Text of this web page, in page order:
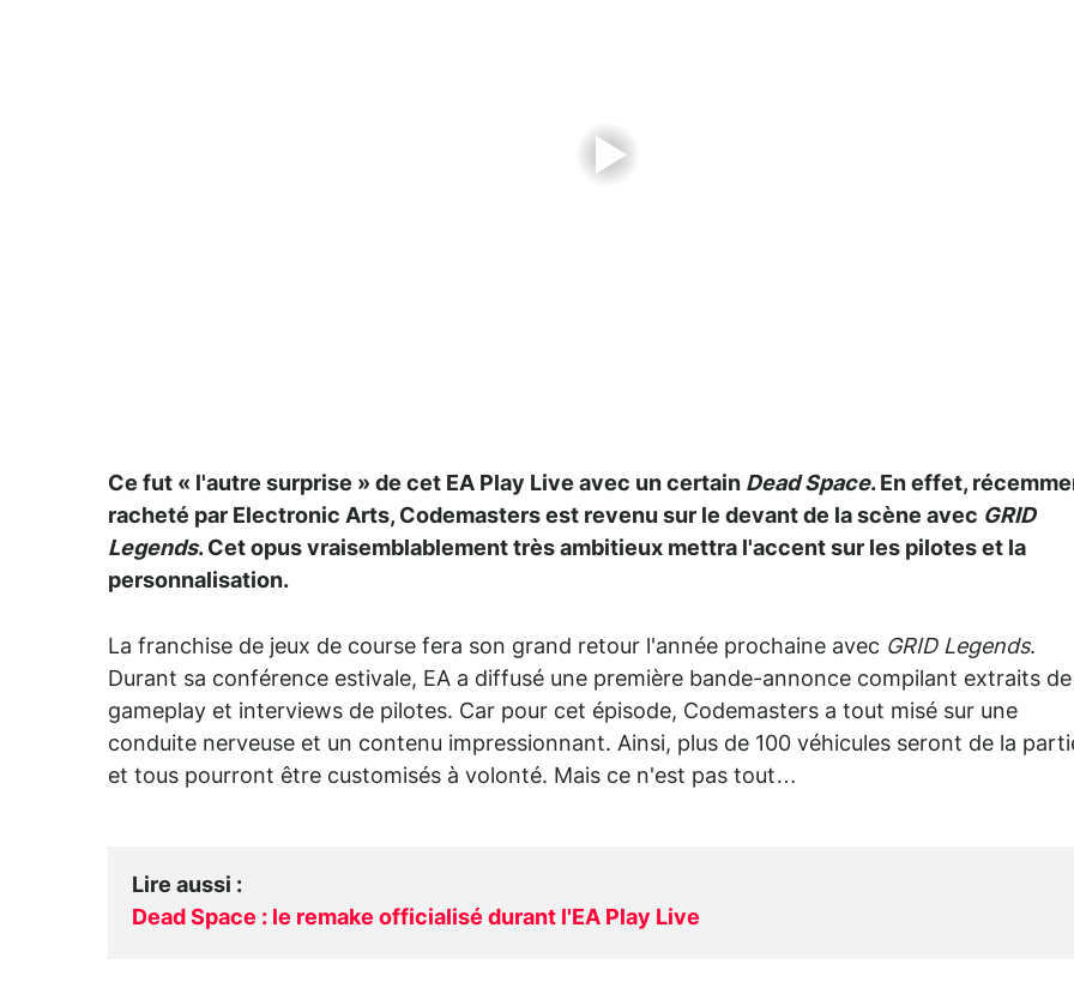
Ce fut « l'autre surprise » de cet EA Play Live avec un certain Dead Space. En effet,
racheté par Electronic Arts, Codemasters est revenu sur le devant de la scène avec GRID
Legends. Cet opus vraisemblablement très ambitieux mettra l'accent sur les pilotes et la
personnalisation.
La franchise de jeux de course fera son grand retour l'année prochaine avec GRID Legends.
Durant sa conférence estivale, EA a diffusé une première bande-annonce compilant extraits de
gameplay et interviews de pilotes. Car pour cet épisode, Codemasters a tout misé sur une
conduite nerveuse et un contenu impressionnant. Ainsi, plus de 100 véhicules seront de la
et tous pourront être customisés à volonté. Mais ce n'est pas tout…
Lire aussi :
Dead Space : le remake officialisé durant l'EA Play Live